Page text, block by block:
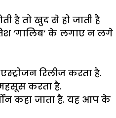
है तो खुद से हो जाती है
‘गालिब’ के लगाए न लगे
रिलीज करता है.
करता है.
कहा जाता है. यह आप के